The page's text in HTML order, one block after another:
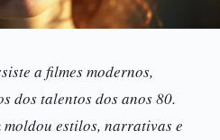
a filmes modernos,
dos talentos dos anos 80.
moldou estilos, narrativas e